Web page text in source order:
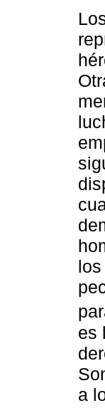
es
a